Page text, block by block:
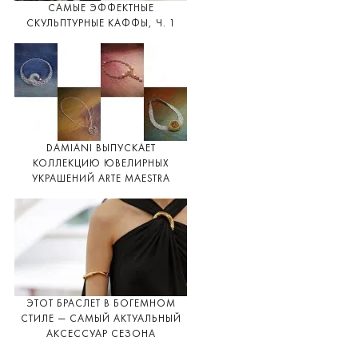
САМЫЕ ЭФФЕКТНЫЕ
СКУЛЬПТУРНЫЕ КАФФЫ, Ч. 1
DAMIANI ВЫПУСКАЕТ
КОЛЛЕКЦИЮ ЮВЕЛИРНЫХ
УКРАШЕНИЙ ARTE MAESTRA
ЭТОТ БРАСЛЕТ В БОГЕМНОМ
СТИЛЕ — САМЫЙ АКТУАЛЬНЫЙ
АКСЕССУАР СЕЗОНА